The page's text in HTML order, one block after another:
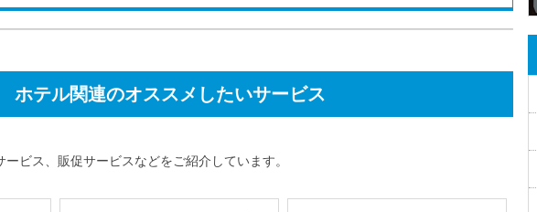
ホテル関連のオススメしたいサービス
ビス、販促サービスなどをご紹介しています。